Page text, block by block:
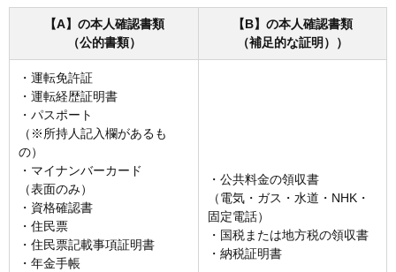
【A】の本人確認書類
（公的書類）
【B】の本人確認書類
（補足的な証明））
・運転免許証
・運転経歴証明書
・パスポート
（※所持人記入欄があるも
の）
・マイナンバーカード
（表面のみ）
・資格確認書
・住民票
・住民票記載事項証明書
・年金手帳
・公共料金の領収書
（電気・ガス・水道・NHK・
固定電話）
・国税または地方税の領収書
・納税証明書